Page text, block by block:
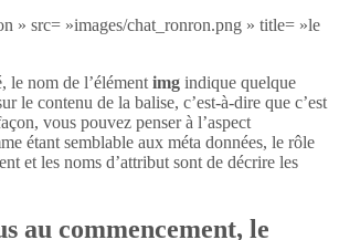
» src= »images/chat_ronron.png » title= »le
le nom de l’élément img indique quelque
le contenu de la balise, c’est-à-dire que c’est
vous pouvez penser à l’aspect
étant semblable aux méta données, le rôle
et les noms d’attribut sont de décrire les
au commencement, le